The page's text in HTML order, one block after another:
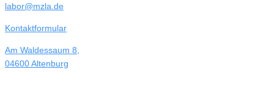
labor@mzla.de
Kontaktformular
Am Waldessaum 8,
04600 Altenburg